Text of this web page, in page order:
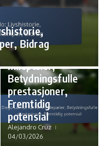
Bidrag
Karrierehøydepunkter
Diego Laínez:
Karriere
milepæler,
Betydningsfulle
prestasjoner,
Fremtidig
potensial
Alejandro Cruz
04/03/2026